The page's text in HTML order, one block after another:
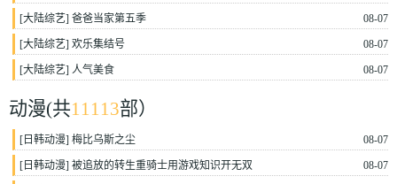
[大陆综艺]爸爸当家第五季 08-07
[大陆综艺]欢乐集结号 08-07
[大陆综艺]人气美食 08-07
动漫(共11113部）
[ 日韩动漫]梅比乌斯之尘 08-07
[ 日韩动漫]被追放的转生重骑士用游戏知识开无双 08-07